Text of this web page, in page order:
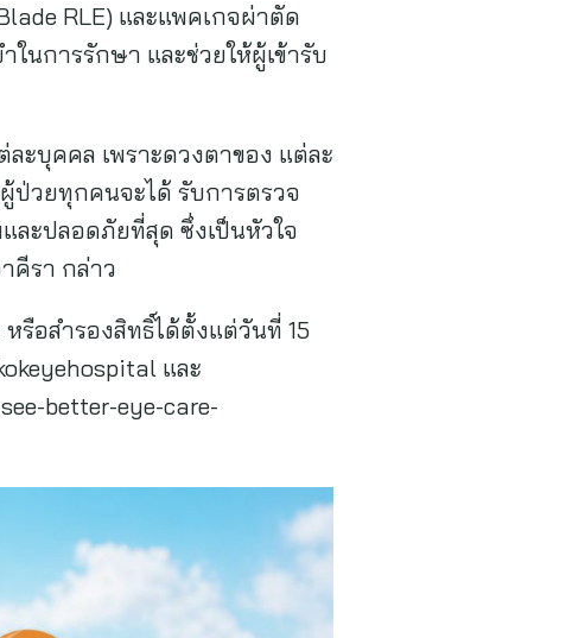
RLE) และแพคเกจผ่าตัด
นการรักษา และช่วยให้ผู้เข้ารับ
ะบุคคล เพราะดวงตาของ แต่ละ
ป่วยทุกคนจะได้ รับการตรวจ
ละปลอดภัยที่สุด ซึ่งเป็นหัวใจ
คีรา กล่าว
รือสำรองสิทธิ์ได้ตั้งแต่วันที่ 15
และ
better-eye-care-